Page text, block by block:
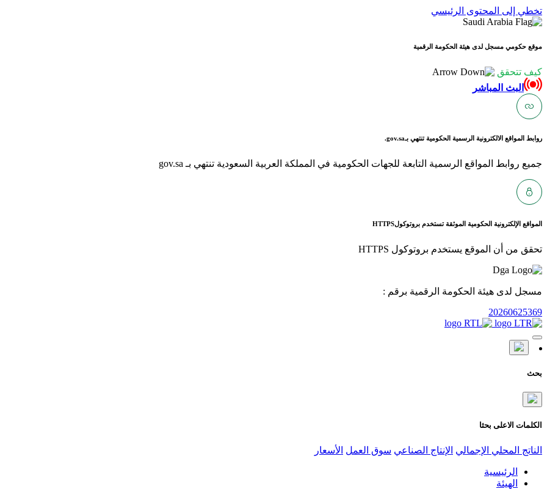
تخطي إلى المحتوى الرئيسي
موقع حكومي مسجل لدى هيئة الحكومة الرقمية
كيف تتحقق
البث المباشر
روابط المواقع الالكترونية الرسمية الحكومية تنتهي بـgov.sa.
جميع روابط المواقع الرسمية التابعة للجهات الحكومية في المملكة العربية السعودية تنتهي بـ gov.sa
المواقع الإلكترونية الحكومية الموثقة تستخدم بروتوكولHTTPS
تحقق من أن الموقع يستخدم بروتوكول HTTPS
مسجل لدى هيئة الحكومة الرقمية برقم :
20260625369
بحث
الكلمات الاعلى بحثا
الناتج المحلي الإجمالي الإنتاج الصناعي سوق العمل الأسعار
الرئيسية
الهيئة